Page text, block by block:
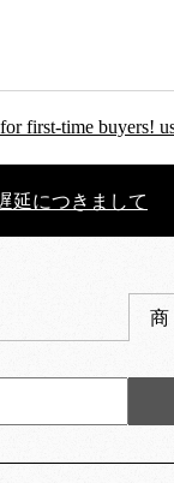
first-time buyers!
延につきまして